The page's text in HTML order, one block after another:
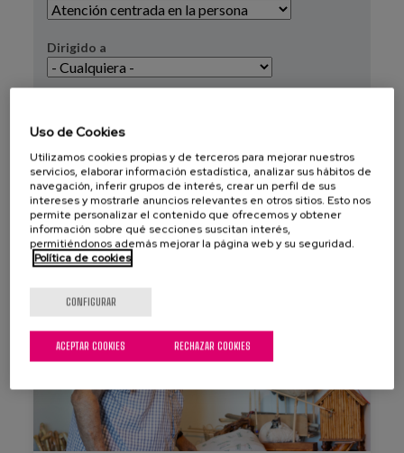
Dirigido a
APLICAR REINICIAR
Uso de Cookies
Utilizamos cookies propias y de terceros para mejorar nuestros
servicios, elaborar información estadística, analizar sus hábitos de
navegación, inferir grupos de interés, crear un perfil de sus
intereses y mostrarle anuncios relevantes en otros sitios. Esto nos
permite personalizar el contenido que ofrecemos y obtener
información sobre qué secciones suscitan interés,
permitiéndonos además mejorar la página web y su seguridad.
Política de cookies
CONFIGURAR
RECHAZAR COOKIES
ACEPTAR COOKIES